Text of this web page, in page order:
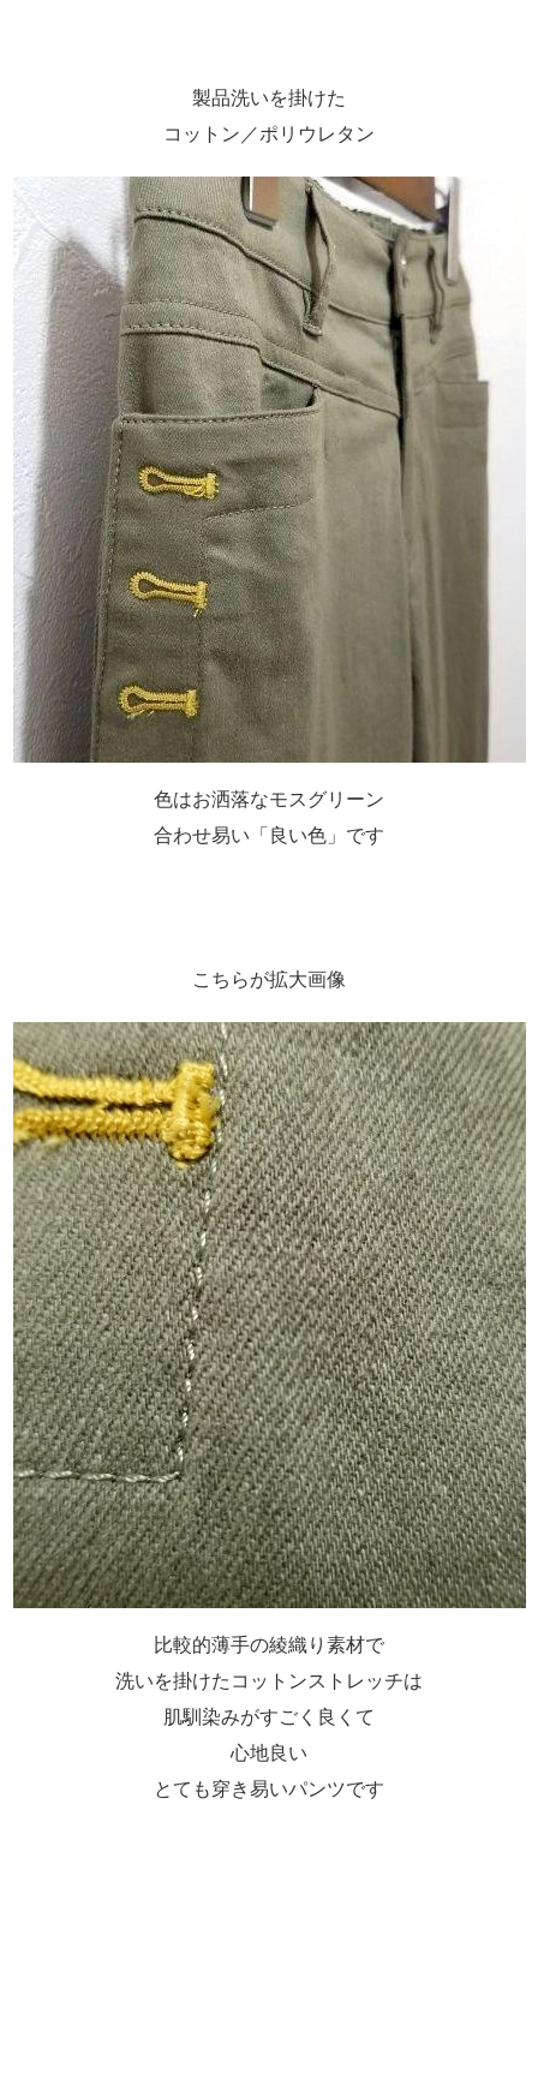
製品洗いを掛けた
コットン／ポリウレタン
色はお洒落なモスグリーン
合わせ易い「良い色」です
こちらが拡大画像
比較的薄手の綾織り素材で
洗いを掛けたコットンストレッチは
肌馴染みがすごく良くて
心地良い
とても穿き易いパンツです